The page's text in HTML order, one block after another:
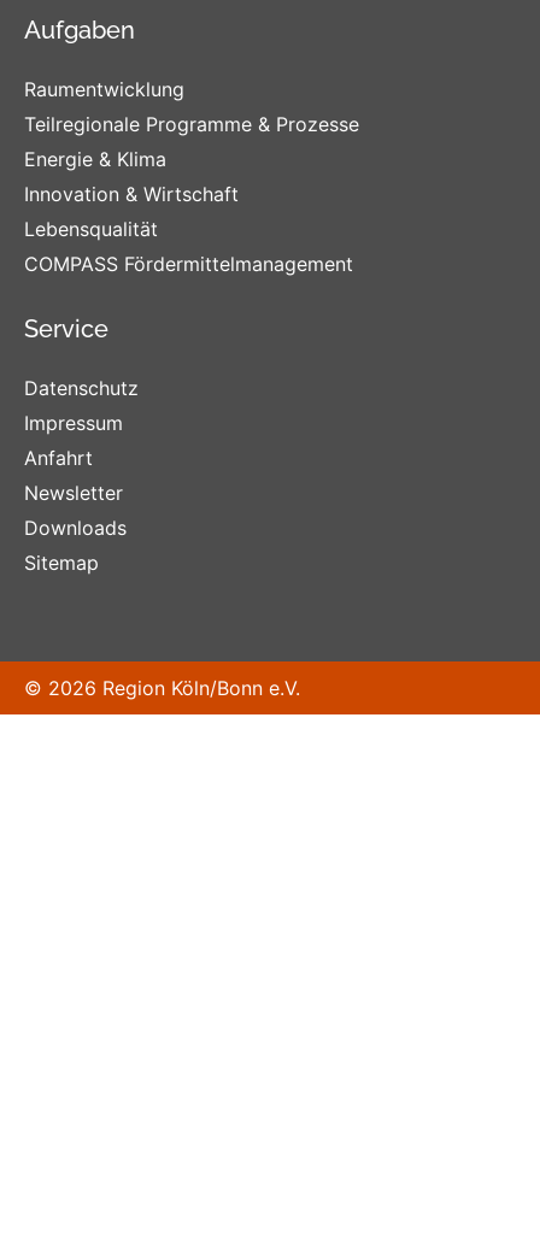
Aufgaben
Raumentwicklung
Teilregionale Programme & Prozesse
Energie & Klima
Innovation & Wirtschaft
Lebensqualität
COMPASS Fördermittelmanagement
Service
Datenschutz
Impressum
Anfahrt
Newsletter
Downloads
Sitemap
© 2026 Region Köln/Bonn e.V.